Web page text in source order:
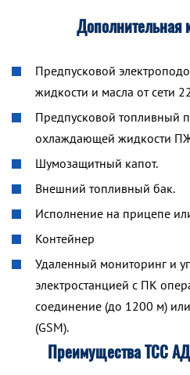
Дополнительная
Предпусковой
жидкости и масла от сети
Предпусковой топливный
охлаждающей жидкости
Шумозащитный капот.
Внешний топливный бак.
Исполнение на прицепе
Контейнер
Удаленный мониторинг и
электростанцией с ПК
соединение (до 1200 м)
(GSM).
Преимущества ТСС